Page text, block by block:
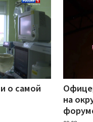
о самой
на